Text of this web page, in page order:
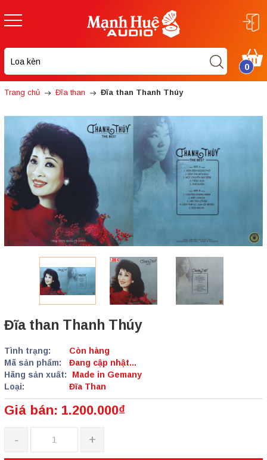
0
Trang chủ Đĩa than Đĩa than Thanh Thúy
Đĩa than Thanh Thúy
Tình trạng:
Còn hàng
Mã sản phẩm:
Đang cập nhật...
Hãng sản xuất:
Made in Gemany
Loại:
Đĩa Than
Giá bán: 1.200.000₫
- +